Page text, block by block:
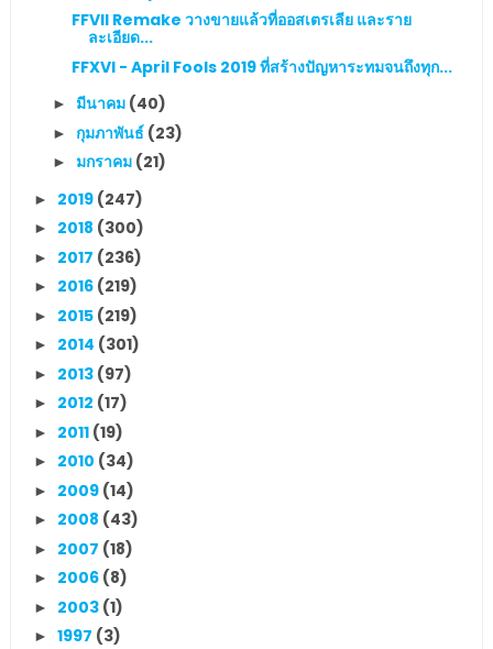
FFVII Remake วางขายแล้วที่ออสเตรเลีย และราย
ละเอียด...
FFXVI - April Fools 2019 ที่สร้างปัญหาระทมจนถึงทุก...
► มีนาคม (40)
► กุมภาพันธ์ (23)
► มกราคม (21)
► 2019 (247)
► 2018 (300)
► 2017 (236)
► 2016 (219)
► 2015 (219)
► 2014 (301)
► 2013 (97)
► 2012 (17)
► 2011 (19)
► 2010 (34)
► 2009 (14)
► 2008 (43)
► 2007 (18)
► 2006 (8)
► 2003 (1)
► 1997 (3)